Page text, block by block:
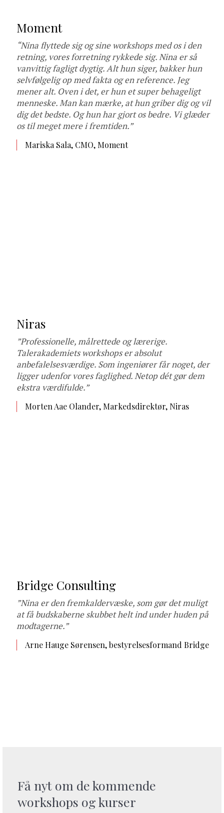
Moment
“Nina flyttede sig og sine workshops med os i den
retning, vores forretning rykkede sig. Nina er så
vanvittig fagligt dygtig. Alt hun siger, bakker hun
selvfølgelig op med fakta og en reference. Jeg
mener alt. Oven i det, er hun et super behageligt
menneske. Man kan mærke, at hun griber dig og vil
dig det bedste. Og hun har gjort os bedre. Vi glæder
os til meget mere i fremtiden.”
Mariska Sala, CMO, Moment
Niras
”Professionelle, målrettede og lærerige.
Talerakademiets workshops er absolut
anbefalelsesværdige. Som ingeniører får noget, der
ligger udenfor vores faglighed. Netop dét gør dem
ekstra værdifulde.”
Morten Aae Olander, Markedsdirektør, Niras
Bridge Consulting
”Nina er den fremkaldervæske, som gør det muligt
at få budskaberne skubbet helt ind under huden på
modtagerne.”
Arne Hauge Sørensen, bestyrelsesformand Bridge
Få nyt om de kommende
workshops og kurser